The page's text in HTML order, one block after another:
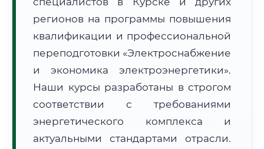
Расчет логистики оригиналов:
• Маршрут транзита:~3 064 км
4–6 рабочих дней
📜 Документы и аккредитация
регионов на программы повышения
квалификации и профессиональной
переподготовки «Электроснабжение
и экономика электроэнергетики».
Наши курсы разработаны в строгом
соответствии с требованиями
энергетического комплекса и
актуальными стандартами отрасли.